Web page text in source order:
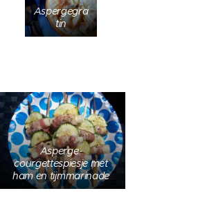
Aspergegra
tin
Asperge-
courgettespiesje met
ham en tijmmarinade